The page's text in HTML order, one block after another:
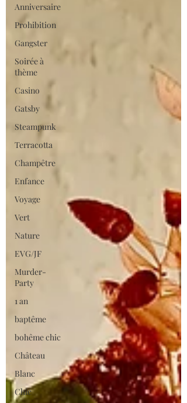
Anniversaire
Prohibition
Gangster
Soirée à
thème
Casino
Gatsby
Steampunk
Terracotta
Champêtre
Enfance
Voyage
Vert
Nature
EVG/JF
Murder-
Party
1 an
baptême
bohême chic
Château
Blanc
Chic